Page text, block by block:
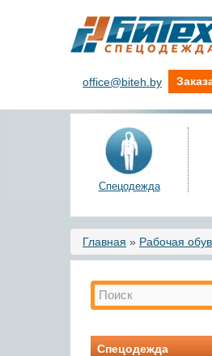
office@biteh.by
Спецодежда
Вы здесь
Главная » Рабочая
Форма поиска
Поиск
Спецодежда